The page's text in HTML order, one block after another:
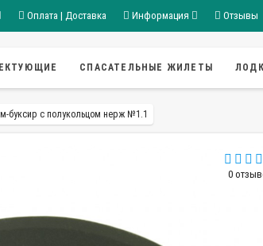
Оплата | Доставка Информация Отзывы
СПАСАТЕЛЬНЫЕ ЖИЛЕТЫ
буксир с полукольцом нерж №1.1
0